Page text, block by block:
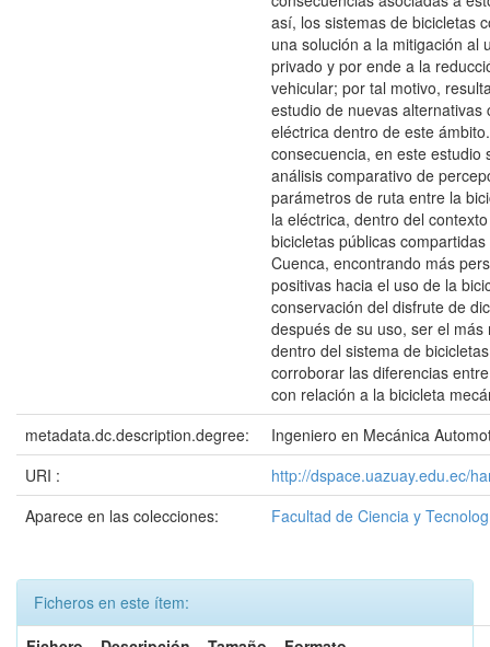
así, los sistemas de bicicletas
una solución a la mitigación al
privado y por ende a la
vehicular; por tal motivo,
estudio de nuevas alternativas
eléctrica dentro de este
consecuencia, en este estudio
análisis comparativo de
parámetros de ruta entre la
la eléctrica, dentro del
bicicletas públicas
Cuenca, encontrando más
positivas hacia el uso de la
conservación del disfrute de
después de su uso, ser el más
dentro del sistema de
corroborar las diferencias
con relación a la bicicleta
metadata.dc.description.degree:
Ingeniero en Mecánica
URI :
http://dspace.uazuay.edu.ec/
Aparece en las colecciones:
Facultad de Ciencia y
Ficheros en este ítem: